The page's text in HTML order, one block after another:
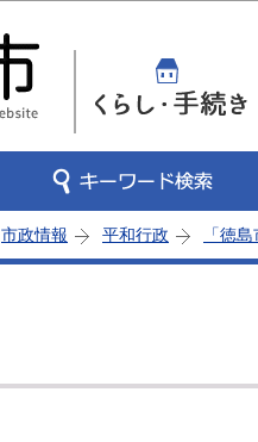
市政情報 平和行政 「徳